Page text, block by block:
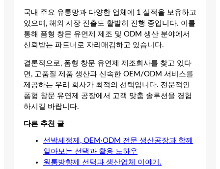
국내 주요 유통망과 다양한 업체에 1 실적을 보유하고
있으며, 해외 시장 진출도 활발히 진행 중입니다. 이를
통해 폼형 창문 유연제 제조 및 ODM 생산 분야에서
신뢰받는 파트너로 자리매김하고 있습니다.
결론적으로, 폼형 창문 유연제 제조회사를 찾고 있다
면, 고품질 제품 생산과 신속한 OEM/ODM 서비스를
제공하는 우리 회사가 최적의 선택입니다. 전문적인
폼형 창문 유연제 공장에서 고객 맞춤 솔루션을 경험
하시길 바랍니다.
다른 추천 글
선박세정제, OEM·ODM 전문 생산공장과 함께
알아보는 선택과 활용 노하우
원룸방향제 선택과 생산업체 이야기.